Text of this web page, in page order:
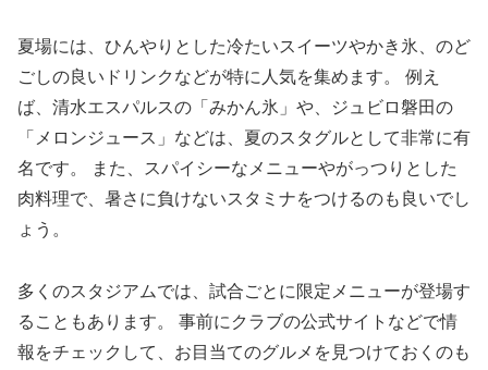
夏場には、ひんやりとした冷たいスイーツやかき氷、のど
ごしの良いドリンクなどが特に人気を集めます。 例え
ば、清水エスパルスの「みかん氷」や、ジュビロ磐田の
「メロンジュース」などは、夏のスタグルとして非常に有
名です。 また、スパイシーなメニューやがっつりとした
肉料理で、暑さに負けないスタミナをつけるのも良いでし
ょう。
多くのスタジアムでは、試合ごとに限定メニューが登場す
ることもあります。 事前にクラブの公式サイトなどで情
報をチェックして、お目当てのグルメを見つけておくのも